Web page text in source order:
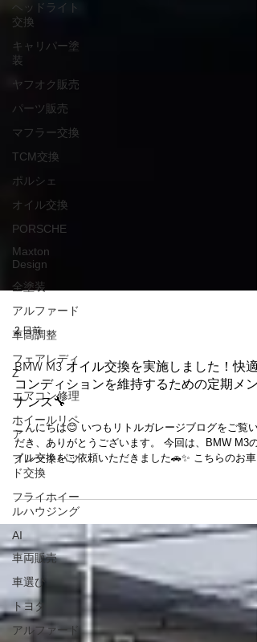
ヘッドライト
交換
キャリパー塗
装
ヤフオク販売
パーツ販売
マフラー交換
TCM交換
ポルシェ
オイル交換
PORSCHE
Maxton
Design
全塗装
アルファード
車高調整
フェアレディ
Z
エアコン修理
ホイールリペ
ア
ブレーキパッ
ド交換
フライホイー
ルハウジング
AI
車両販売
車選び
トヨタ
アルファード
2 日前
BMW M3 オイル交換を実施しました！快適
コンディションを維持するための定期メン
ナンス🔧
こんにちは😊 いつもリトルガレージブログをご覧い
だき、ありがとうございます。 今回は、BMW M3の
イル交換をご依頼いただきました🚗✨ こちらのお車
は、いつもご利用いただいているお客様のお車です
エンジンオイルは、お車の性能を維持するうえで欠
せない重要なメンテナンスのひとつです。 定期的に
換することで、エンジン内部を良好な状態に保ち、
来のパフォーマンスを維持することにつながります
特にBMW M3のような高性能モデルは、日頃から適
なメンテナンスを行うことで、より安心してドライ
ングを楽しんでいただけます。 リトルガレージでは
R35 GT-Rをはじめ、BMW M3などのスポーツカーや
入車のメンテナンスにも対応しております🔧 オイル